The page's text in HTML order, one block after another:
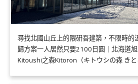
尋找北國山丘上的隈研吾建築，不限時的
歸方案一人居然只要2100日圓｜北海道
Kitoushi之森Kitoron（キトウシの森 きと